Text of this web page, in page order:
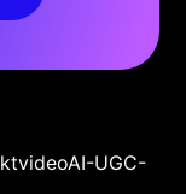
AI-UGC-